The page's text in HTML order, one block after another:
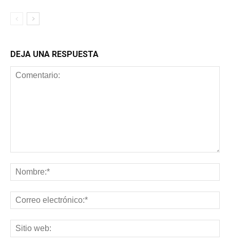
DEJA UNA RESPUESTA